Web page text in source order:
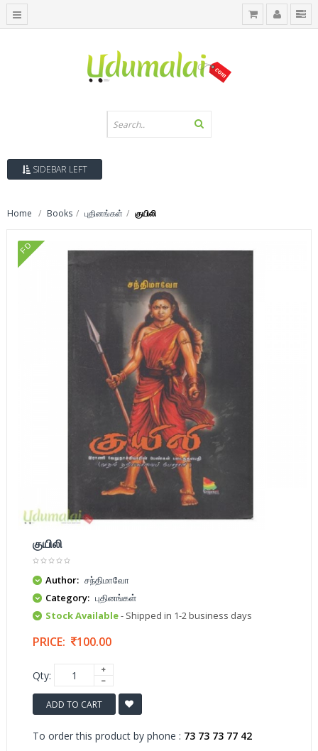
SIDEBAR LEFT
Home Books புதினங்கள் குயிலி
FD
குயிலி
Author: சந்திமாவோ
Category: புதினங்கள்
Stock Available- Shipped in 1-2 business days
PRICE: 100.00
Qty:
ADD TO CART
To order this product by phone : 73 73 73 77 42